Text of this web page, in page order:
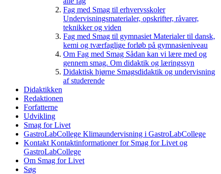
Fag med Smag til erhvervsskoler
Undervisningsmaterialer, opskrifter, råvarer,
teknikker og viden
Fag med Smag til gymnasiet Materialer til dansk,
kemi og tværfaglige forløb på gymnasieniveau
Om Fag med Smag Sådan kan vi lære med og
gennem smag. Om didaktik og læringssyn
Didaktisk hjørne Smagsdidaktik og undervisning
af studerende
Didaktikken
Redaktionen
Forfatterne
Udvikling
Smag for Livet
GastroLabCollege Klimaundervisning i GastroLabCollege
Kontakt Kontaktinformationer for Smag for Livet og
GastroLabCollege
Om Smag for Livet
Søg